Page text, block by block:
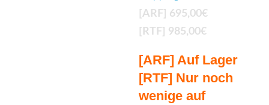
[ARF] 695,00€
[RTF] 985,00€
[ARF] Auf Lager
[RTF] Nur noch
wenige auf